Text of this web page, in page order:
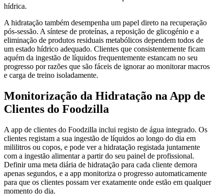
hídrica.
A hidratação também desempenha um papel direto na recuperação
pós-sessão. A síntese de proteínas, a reposição de glicogénio e a
eliminação de produtos residuais metabólicos dependem todos de
um estado hídrico adequado. Clientes que consistentemente ficam
aquém da ingestão de líquidos frequentemente estancam no seu
progresso por razões que são fáceis de ignorar ao monitorar macros
e carga de treino isoladamente.
Monitorização da Hidratação na App de
Clientes do Foodzilla
A app de clientes do Foodzilla inclui registo de água integrado. Os
clientes registam a sua ingestão de líquidos ao longo do dia em
mililitros ou copos, e pode ver a hidratação registada juntamente
com a ingestão alimentar a partir do seu painel de profissional.
Definir uma meta diária de hidratação para cada cliente demora
apenas segundos, e a app monitoriza o progresso automaticamente
para que os clientes possam ver exatamente onde estão em qualquer
momento do dia.